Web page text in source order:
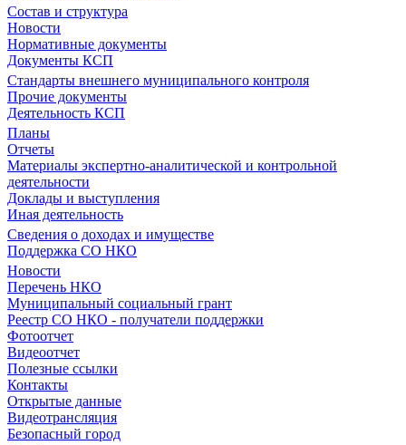
Состав и структура
Новости
Нормативные документы
Документы КСП
Стандарты внешнего муниципального контроля
Прочие документы
Деятельность КСП
Планы
Отчеты
Материалы экспертно-аналитической и контрольной
деятельности
Доклады и выступления
Иная деятельность
Сведения о доходах и имуществе
Поддержка СО НКО
Новости
Перечень НКО
Муниципальный социальный грант
Реестр СО НКО - получатели поддержки
Фотоотчет
Видеоотчет
Полезные ссылки
Контакты
Открытые данные
Видеотрансляция
Безопасный город